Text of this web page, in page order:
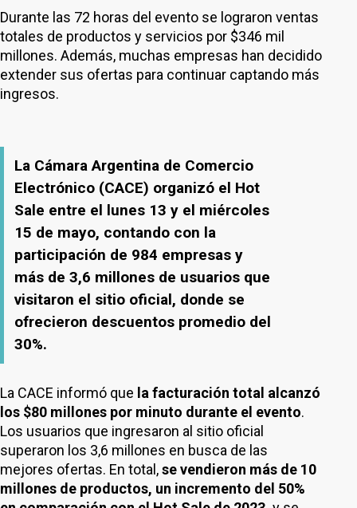
Durante las 72 horas del evento se lograron ventas
totales de productos y servicios por $346 mil
millones. Además, muchas empresas han decidido
extender sus ofertas para continuar captando más
ingresos.
La Cámara Argentina de Comercio
Electrónico (CACE) organizó el Hot
Sale entre el lunes 13 y el miércoles
15 de mayo, contando con la
participación de 984 empresas y
más de 3,6 millones de usuarios que
visitaron el sitio oficial, donde se
ofrecieron descuentos promedio del
30%.
La CACE informó que la facturación total alcanzó
los $80 millones por minuto durante el evento.
Los usuarios que ingresaron al sitio oficial
superaron los 3,6 millones en busca de las
mejores ofertas. En total,se vendieron más de 10
millones de productos, un incremento del 50%